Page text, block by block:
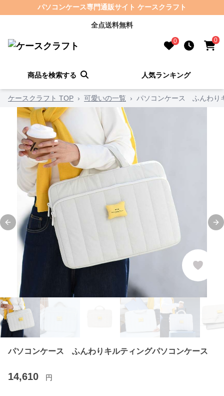
パソコンケース専門通販サイト ケースクラフト
全点送料無料
0 0
商品を検索する 人気ランキング
ケースクラフト TOP › 可愛いの一覧 › パソコンケース ふんわり
Previous slide
パソコンケース ふんわりキルティングパソコンケース
14,610 円